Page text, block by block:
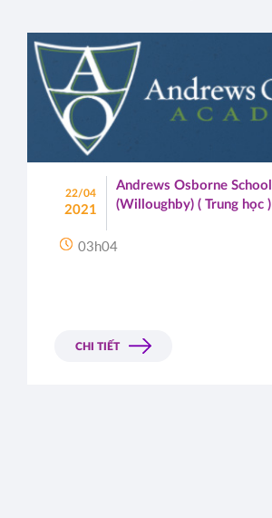
22/04
2021
Andrews Osborne School
(Willoughby) ( Trung học )
03h04
CHI TIẾT